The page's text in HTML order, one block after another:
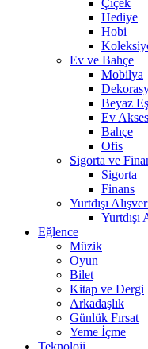
Çiçek
Hediye
Hobi
Ev ve Bahçe
Mobilya
Beyaz
Ev
Bahçe
Ofis
Sigorta ve
Sigorta
Finans
Yurtdışı
Yurtdışı
Eğlence
Müzik
Oyun
Bilet
Kitap ve Dergi
Arkadaşlık
Günlük Fırsat
Yeme İçme
Teknoloji